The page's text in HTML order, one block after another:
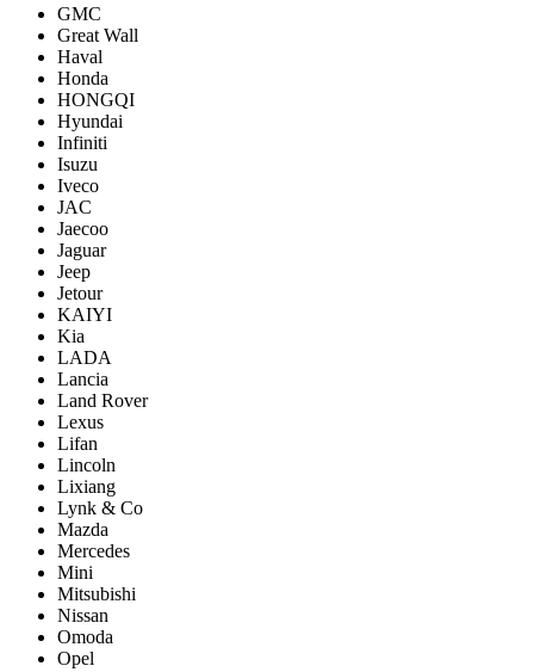
GMC
Great Wall
Haval
Honda
HONGQI
Hyundai
Infiniti
Isuzu
Iveco
JAC
Jaecoo
Jaguar
Jeep
Jetour
KAIYI
Kia
LADA
Lancia
Land Rover
Lexus
Lifan
Lincoln
Lixiang
Lynk & Co
Mazda
Mercedes
Mini
Mitsubishi
Nissan
Omoda
Opel